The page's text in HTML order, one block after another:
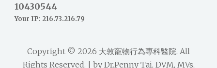
10430544
Your IP: 216.73.216.79
Copyright © 2026 大敦寵物行為專科醫院. All
Rights Reserved. | by Dr.Penny Tai, DVM, MVs,